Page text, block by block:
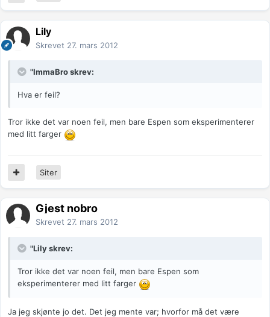
Lily
Skrevet 27. mars 2012
"ImmaBro skrev:
Hva er feil?
Tror ikke det var noen feil, men bare Espen som eksperimenterer
med litt farger
Siter
Gjest nobro
Skrevet 27. mars 2012
"Lily skrev:
Tror ikke det var noen feil, men bare Espen som
eksperimenterer med litt farger
Ja jeg skjønte jo det. Det jeg mente var; hvorfor må det være